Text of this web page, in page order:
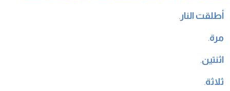
أطلقت النار .
مرة.
اثنتين.
ثلاثة.